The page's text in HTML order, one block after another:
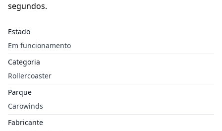
segundos.
Estado
Em funcionamento
Categoria
Rollercoaster
Parque
Carowinds
Fabricante